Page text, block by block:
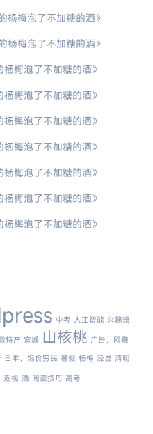
杨梅泡了不加糖的酒》
杨梅泡了不加糖的酒》
杨梅泡了不加糖的酒》
杨梅泡了不加糖的酒》
杨梅泡了不加糖的酒》
杨梅泡了不加糖的酒》
杨梅泡了不加糖的酒》
杨梅泡了不加糖的酒》
杨梅泡了不加糖的酒》
中考 人工智能 兴趣班
特产 宣城 山核桃 广告，网赚
日本，饱食穷民 暑假 杨梅 泾县 清明
近视 酒 阅读技巧 高考